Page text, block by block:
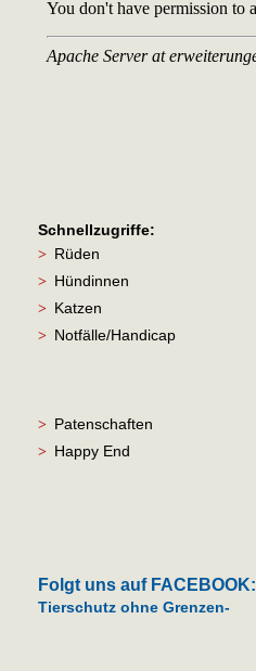
Schnellzugriffe:
> Rüden
> Hündinnen
> Katzen
> Notfälle/Handicap
> Patenschaften
> Happy End
Folgt uns auf FACEBOOK:
Tierschutz ohne Grenzen-